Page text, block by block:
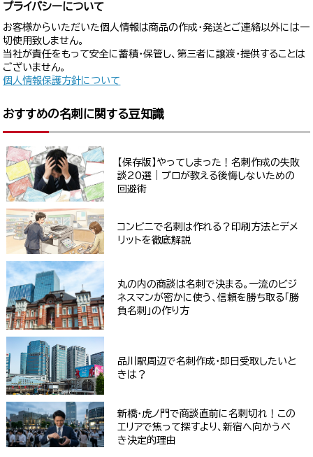
プライバシーについて
お客様からいただいた個人情報は商品の作成・発送とご連絡以外には一
切使用致しません。
当社が責任をもって安全に蓄積・保管し、第三者に譲渡・提供することは
ございません。
個人情報保護方針について
おすすめの名刺に関する豆知識
【保存版】やってしまった！名刺作成の失敗
談20選｜プロが教える後悔しないための
回避術
コンビニで名刺は作れる？印刷方法とデメ
リットを徹底解説
丸の内の商談は名刺で決まる。一流のビジ
ネスマンが密かに使う、信頼を勝ち取る「勝
負名刺」の作り方
品川駅周辺で名刺作成・即日受取したいと
きは？
新橋・虎ノ門で商談直前に名刺切れ！この
エリアで焦って探すより、新宿へ向かうべ
き決定的理由